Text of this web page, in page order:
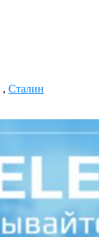
, Сталин